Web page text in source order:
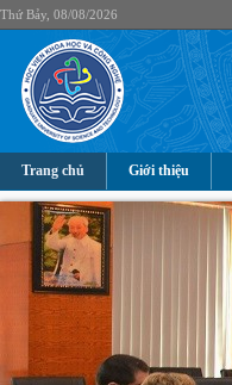
Thứ Bảy, 08/08/2026
Trang chủ Giới thiệu